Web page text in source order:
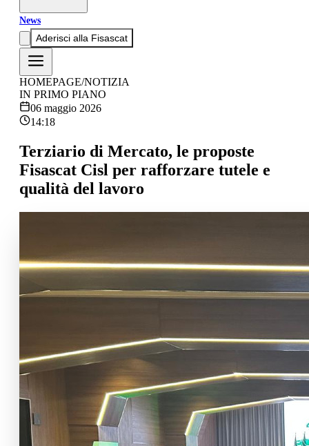
News
Aderisci alla Fisascat
HOMEPAGE/NOTIZIA
IN PRIMO PIANO
06 maggio 2026
14:18
Terziario di Mercato, le proposte
Fisascat Cisl per rafforzare tutele e
qualità del lavoro